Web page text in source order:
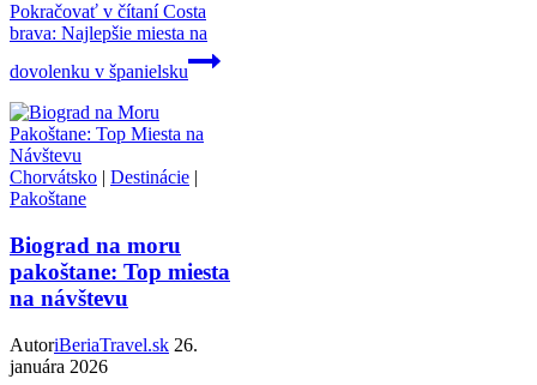
Pokračovať v čítaníCosta
brava: Najlepšie miesta na
dovolenku v španielsku
Chorvátsko | Destinácie |
Pakoštane
Biograd na moru
pakoštane: Top miesta
na návštevu
AutoriBeriaTravel.sk 26.
januára 2026